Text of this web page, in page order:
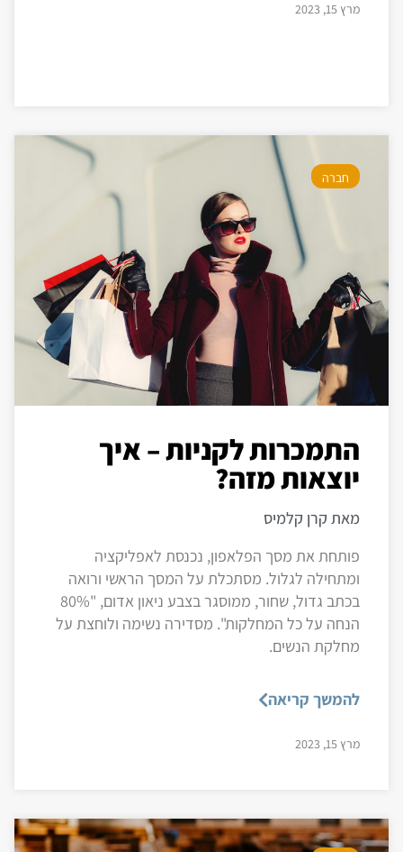
מרץ 15, 2023
חברה
התמכרות לקניות – איך
יוצאות מזה?
מאת קרן קלמיס
פותחת את מסך הפלאפון, נכנסת לאפליקציה
ומתחילה לגלול. מסתכלת על המסך הראשי ורואה
בכתב גדול, שחור, ממוסגר בצבע ניאון אדום, "80%
הנחה על כל המחלקות". מסדירה נשימה ולוחצת על
מחלקת הנשים.
להמשך קריאה
מרץ 15, 2023